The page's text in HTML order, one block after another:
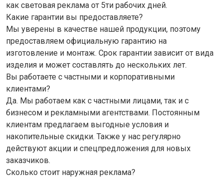
как световая реклама от 5ти рабочих дней.
Какие гарантии вы предоставляете?
Мы уверены в качестве нашей продукции, поэтому
предоставляем официальную гарантию на
изготовление и монтаж. Срок гарантии зависит от вида
изделия и может составлять до нескольких лет.
Вы работаете с частными и корпоративными
клиентами?
Да. Мы работаем как с частными лицами, так и с
бизнесом и рекламными агентствами. Постоянным
клиентам предлагаем выгодные условия и
накопительные скидки. Также у нас регулярно
действуют акции и спецпредложения для новых
заказчиков.
Сколько стоит наружная реклама?